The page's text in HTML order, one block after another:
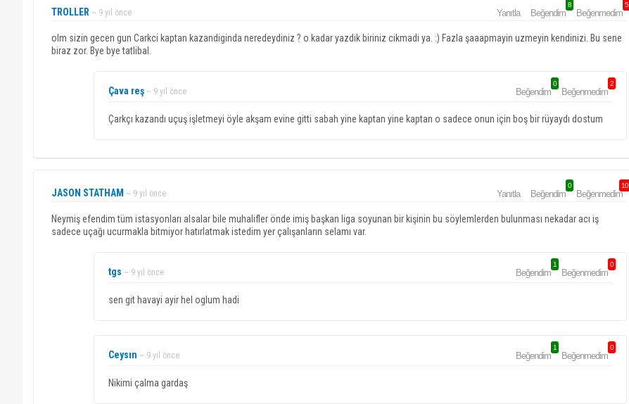
TROLLER ~ 9 yıl önce Yanıtla Beğendim
8
Beğenmedim
5
olm sizin gecen gun Carkci kaptan kazandiginda neredeydiniz ? o kadar yazdik biriniz cikmadi ya. :) Fazla şaaapmayin uzmeyin kendinizi. Bu sene
biraz zor. Bye bye tatlibal.
Çava reş ~ 9 yıl önce Beğendim
0
Beğenmedim
2
Çarkçı kazandı uçuş işletmeyi öyle akşam evine gitti sabah yine kaptan yine kaptan o sadece onun için boş bir rüyaydı dostum
JASON STATHAM ~ 9 yıl önce Yanıtla Beğendim
0
Beğenmedim
10
Neymiş efendim tüm istasyonları alsalar bile muhalifler önde imiş başkan liga soyunan bir kişinin bu söylemlerden bulunması nekadar acı iş
sadece uçağı ucurmakla bitmiyor hatırlatmak istedim yer çalışanların selamı var.
tgs ~ 9 yıl önce Beğendim
1
Beğenmedim
0
sen git havayi ayir hel oglum hadi
Ceysın ~ 9 yıl önce Beğendim
1
Beğenmedim
0
Nikimi çalma gardaş